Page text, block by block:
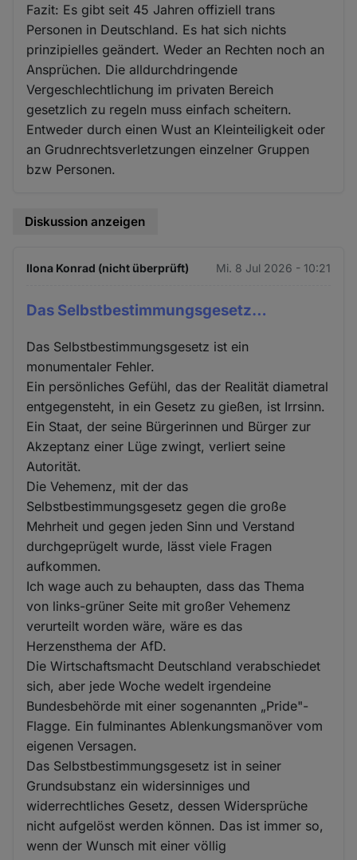
Fazit: Es gibt seit 45 Jahren offiziell trans
Personen in Deutschland. Es hat sich nichts
prinzipielles geändert. Weder an Rechten noch an
Ansprüchen. Die alldurchdringende
Vergeschlechtlichung im privaten Bereich
gesetzlich zu regeln muss einfach scheitern.
Entweder durch einen Wust an Kleinteiligkeit oder
an Grudnrechtsverletzungen einzelner Gruppen
bzw Personen.
Diskussion anzeigen
Ilona Konrad (nicht überprüft) Mi. 8 Jul 2026 - 10:21
Das Selbstbestimmungsgesetz…
Das Selbstbestimmungsgesetz ist ein
monumentaler Fehler.
Ein persönliches Gefühl, das der Realität diametral
entgegensteht, in ein Gesetz zu gießen, ist Irrsinn.
Ein Staat, der seine Bürgerinnen und Bürger zur
Akzeptanz einer Lüge zwingt, verliert seine
Autorität.
Die Vehemenz, mit der das
Selbstbestimmungsgesetz gegen die große
Mehrheit und gegen jeden Sinn und Verstand
durchgeprügelt wurde, lässt viele Fragen
aufkommen.
Ich wage auch zu behaupten, dass das Thema
von links-grüner Seite mit großer Vehemenz
verurteilt worden wäre, wäre es das
Herzensthema der AfD.
Die Wirtschaftsmacht Deutschland verabschiedet
sich, aber jede Woche wedelt irgendeine
Bundesbehörde mit einer sogenannten „Pride"-
Flagge. Ein fulminantes Ablenkungsmanöver vom
eigenen Versagen.
Das Selbstbestimmungsgesetz ist in seiner
Grundsubstanz ein widersinniges und
widerrechtliches Gesetz, dessen Widersprüche
nicht aufgelöst werden können. Das ist immer so,
wenn der Wunsch mit einer völlig